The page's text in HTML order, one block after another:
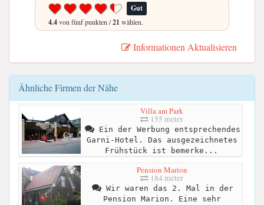
Gut
4.4von fünf punkten /21 wählen.
Informationen Aktualisieren
Ähnliche Firmen der Nähe
Villa am Park
155 meter
Ein der Werbung entsprechendes
Garni-Hotel. Das ausgezeichnetes
Frühstück ist bemerke...
Pension Marion
184 meter
Wir waren das 2. Mal in der
Pension Marion. Eine sehr